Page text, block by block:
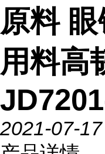
原料
用料高
2021-07-17